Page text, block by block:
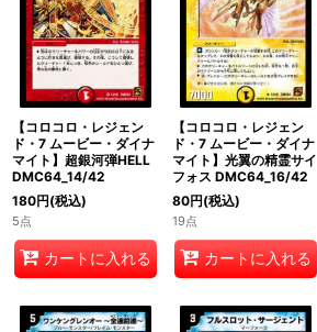
【コロコロ・レジェン
ド・7 ムービー・ダイナ
マイト】超銀河弾HELL
DMC64_14/42
180円(税込)
5点
カートに入れる
【コロコロ・レジェン
ド・7 ムービー・ダイナ
マイト】光翼の精霊サイ
フォス DMC64_16/42
80円(税込)
19点
カートに入れる